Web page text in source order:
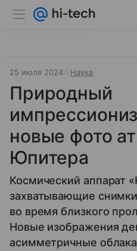
25 июля 2024 Наука
Природный
новые фото
Юпитера
Космический аппарат
захватывающие
во время близкого
Новые изображения
асимметричные